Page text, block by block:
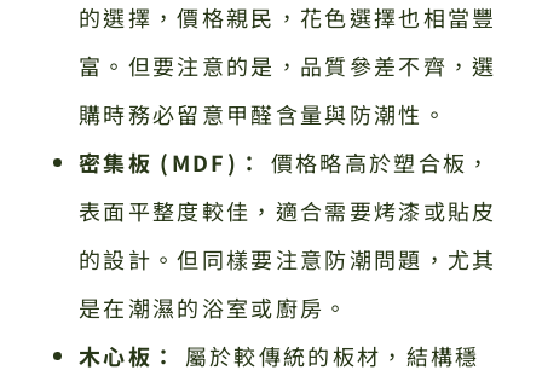
的選擇，價格親民，花色選擇也相當豐
富。但要注意的是，品質參差不齊，選
購時務必留意甲醛含量與防潮性。
密集板 (MDF)：
價格略高於塑合板，
表面平整度較佳，適合需要烤漆或貼皮
的設計。但同樣要注意防潮問題，尤其
是在潮濕的浴室或廚房。
木心板：
屬於較傳統的板材，結構穩